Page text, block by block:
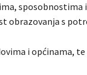
sposobnostima
obrazovanja s
i općinama,